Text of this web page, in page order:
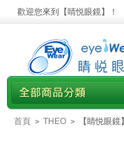
歡迎您來到【睛悦眼鏡】！
首頁 > THEO > 【睛悦眼